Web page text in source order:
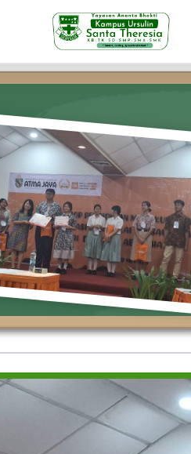
KB-TK
Beranda
Profil
Visi Misi & Nilai Serviam
Struktur Organisasi
Fasilitas
Kegiatan Siswa
Ekstrakurikuler